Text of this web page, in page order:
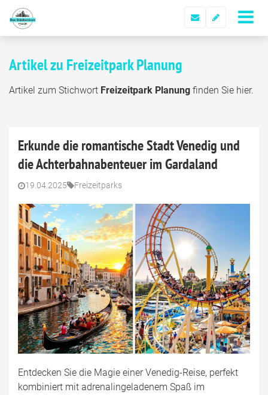
Artikel zu Freizeitpark Planung
Artikel zum Stichwort Freizeitpark Planung finden Sie hier.
Erkunde die romantische Stadt Venedig und
die Achterbahnabenteuer im Gardaland
19.04.2025 Freizeitparks
Entdecken Sie die Magie einer Venedig-Reise, perfekt
kombiniert mit adrenalingeladenem Spaß im